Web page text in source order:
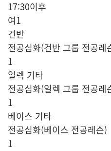
17:30이후
여1
건반
전공심화(건반 그룹 전공레
1
일렉 기타
전공심화(일렉 그룹 전공레
1
베이스 기타
전공심화(베이스 전공레슨)
1